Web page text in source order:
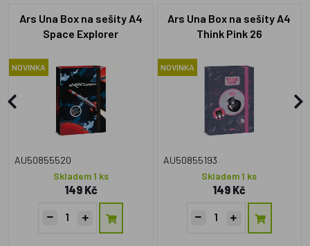
Ars Una Box na sešity A4
Space Explorer
NOVINKA
AU50855520
Skladem 1 ks
149 Kč
Ars Una Box na sešity A4
Think Pink 26
NOVINKA
AU50855193
Skladem 1 ks
149 Kč